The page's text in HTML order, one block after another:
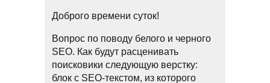
Доброго времени суток!
Вопрос по поводу белого и черного
SEO. Как будут расценивать
поисковики следующую верстку:
блок с SEO-текстом, из которого